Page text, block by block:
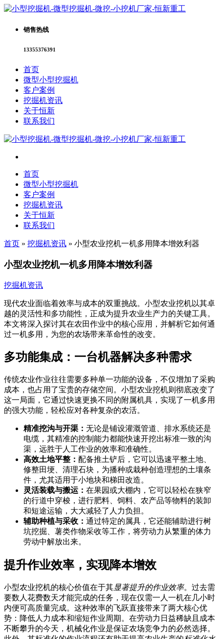
销售热线
13355376391
首页
微型小型挖掘机
客户案例
挖掘机资讯
关于恒新
联系我们
首页
微型小型挖掘机
客户案例
挖掘机资讯
关于恒新
联系我们
首页 » 挖掘机资讯 » 小型农业挖机一机多用降本增效利器
小型农业挖机一机多用降本增效利器
挖掘机资讯
现代农业面临着效率与成本的双重挑战。小型农业挖机以其卓
越的灵活性和多功能性，正成为提升农业生产力的关键工具。
本文将深入探讨其在农田作业中的核心应用，并解析它如何通
过一机多用，为您的农场带来革命性的改变。
多功能集成：一台机器解决多种需求
传统农业作业往往需要多种单一功能的设备，不仅增加了采购
成本，也占用了宝贵的存储空间。小型农业挖机则彻底改变了
这一局面，它通过快速更换不同的附属机具，实现了一机多用
的强大功能，轻松应对各种复杂的农活。
精准挖沟与开渠： 无论是铺设灌溉管道、排水系统还是
电缆，其精准的控制能力都能快速开挖出标准一致的沟
渠，远胜于人工作业的效率和准确性。
高效土地平整： 配备推土铲后，它可以迅速平整土地、
修整田埂、清理石块，为播种或栽种创造理想的土壤条
件，尤其适用于小地块和梯田改造。
灵活装载与搬运： 在果园或大棚内，它可以轻松在狭窄
的行道中穿梭，进行肥料、饲料、农产品等物料的装卸
和短途运输，大大减轻了人力负担。
辅助种植与采收： 通过特定的属具，它还能辅助进行树
坑挖掘、薯类作物采收等工作，将劳动力从繁重的体力
劳动中解放出来。
提升作业效率，实现降本增效
小型农业挖机的核心价值在于其显著提升的作业效率。过去需
要数人花费数天才能完成的任务，现在仅需一人一机在几小时
内便可高质量完成。这种效率的飞跃直接带来了两大核心优
势：降低人力成本和缩短作业周期。在劳动力日益稀缺且成本
不断攀升的今天，机械化作业是保证农场竞争力的必然选择。